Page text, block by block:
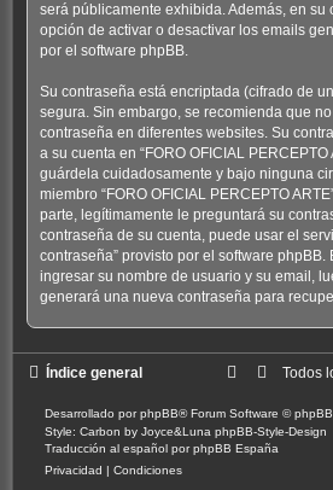
será públicamente exhibida. Además, en su
opción de activar o desactivar los emails
por el software phpBB.
Su contraseña está encriptada (cifrado de
segura. Sin embargo, se recomienda que
contraseña en diferentes websites. Su
a su cuenta en “FORO OFICIAL PERCEPTO
guárdela cuidadosamente y bajo ninguna
miembro “FORO OFICIAL PERCEPTO
parte, legítimamente le preguntará su
contraseña de su cuenta, puede usar el
contraseña” provisto por el software
ingresar su nombre de usuario y su email,
generará una nueva contraseña para
Índice general Todos
Desarrollado porphpBB® Forum Software © phpBB
Style: Carbon by Joyce&Luna phpBB-Style-Design
Traducción al español porphpBB España
Privacidad
Condiciones